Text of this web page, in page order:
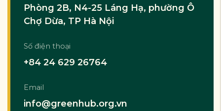
Phòng 2B, N4-25 Láng Hạ, phường Ô
Chợ Dừa, TP Hà Nội
Số điện thoại
+84 24 629 26764
Email
info@greenhub.org.vn